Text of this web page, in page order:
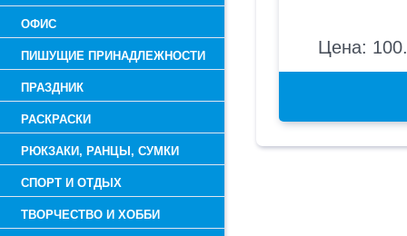
ОФИС
ПИШУЩИЕ ПРИНАДЛЕЖНОСТИ
ПРАЗДНИК
РАСКРАСКИ
РЮКЗАКИ, РАНЦЫ, СУМКИ
СПОРТ И ОТДЫХ
ТВОРЧЕСТВО И ХОББИ
Цена: